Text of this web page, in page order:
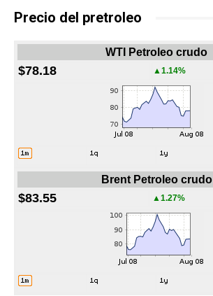
Precio del pretroleo
WTI Petroleo crudo
$78.18 ▲1.14%
Brent Petroleo crudo
$83.55 ▲1.27%